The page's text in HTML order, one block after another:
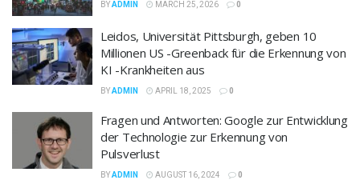
BYADMIN MARCH 25, 2026 0
Leidos, Universität Pittsburgh, geben 10
Millionen US -Greenback für die Erkennung von
KI -Krankheiten aus
BYADMIN APRIL 18, 2025 0
Fragen und Antworten: Google zur Entwicklung
der Technologie zur Erkennung von
Pulsverlust
BYADMIN AUGUST 16, 2024 0